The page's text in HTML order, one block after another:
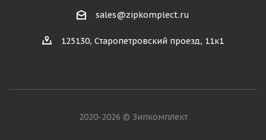
sales@zipkomplect.ru
125130, Старопетровский проезд, 11к1
2020-2026 © Зипкомплект